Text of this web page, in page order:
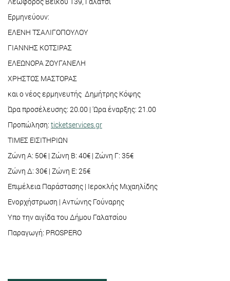
Ερμηνεύουν:
ΕΛΕΝΗ ΤΣΑΛΙΓΟΠΟΥΛΟΥ
ΓΙΑΝΝΗΣ ΚΟΤΣΙΡΑΣ
ΕΛΕΩΝΟΡΑ ΖΟΥΓΑΝΕΛΗ
ΧΡΗΣΤΟΣ ΜΑΣΤΟΡΑΣ
και ο νέος ερμηνευτής Δημήτρης Κόψης
Ώρα προσέλευσης: 20.00 | 'Ωρα έναρξης: 21.00
Προπώληση: ticketservices.gr
ΤΙΜΕΣ ΕΙΣΙΤΗΡΙΩΝ
Ζώνη Α: 50€ | Ζώνη Β: 40€ | Ζώνη Γ: 35€
Ζώνη Δ: 30€ | Ζώνη Ε: 25€
Επιμέλεια Παράστασης | Ιεροκλής Μιχαηλίδης
Ενορχήστρωση | Αντώνης Γούναρης
Υπο την αιγίδα του Δήμου Γαλατσίου
Παραγωγή: PROSPERO